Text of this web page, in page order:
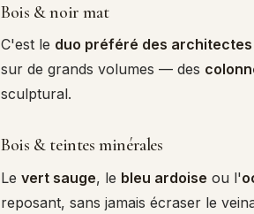
Bois & noir mat
C'est le duo préféré des architectes
sur de grands volumes — des
sculptural.
Bois & teintes minérales
Levert sauge, le bleu ardoise ou l'
reposant, sans jamais écraser le